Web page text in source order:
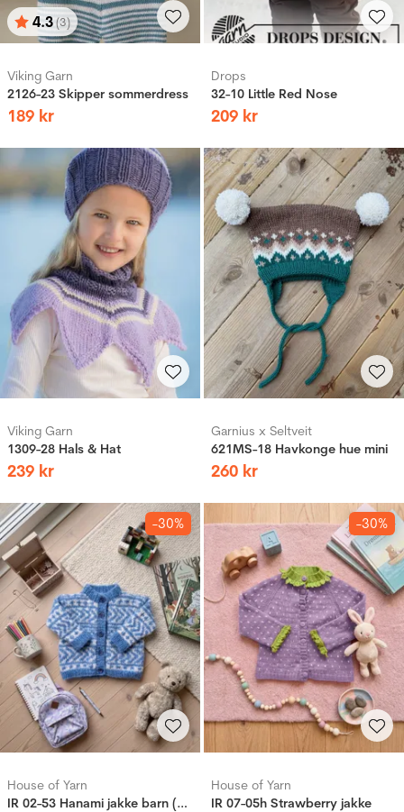
Vurdering:
4.3(3)
ud af 5 stjerner
Viking Garn
2126-23 Skipper sommerdress
189 kr
Drops
32-10 Little Red Nose
209 kr
Viking Garn
1309-28 Hals & Hat
239 kr
Garnius x Seltveit
621MS-18 Havkonge hue mini
260 kr
-30%
House of Yarn
IR 02-53 Hanami jakke barn (Påfugl in Paris)
-30%
House of Yarn
IR 07-05h Strawberry jakke